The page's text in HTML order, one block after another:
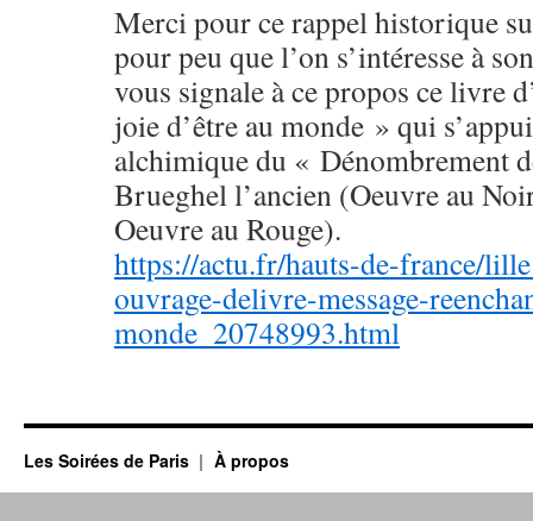
Merci pour ce rappel historique
pour peu que l’on s’intéresse à
vous signale à ce propos ce livre
joie d’être au monde » qui
alchimique du « Dénombrement
Brueghel l’ancien (Oeuvre au
Oeuvre au Rouge).
https://actu.fr/hauts-de-france/
ouvrage-delivre-message-
monde_20748993.html
Les Soirées de Paris À propos